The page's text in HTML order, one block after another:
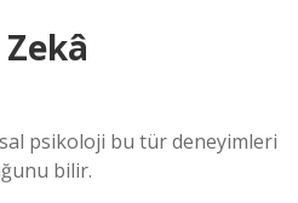
psikoloji bu tür deneyimleri
bilir.